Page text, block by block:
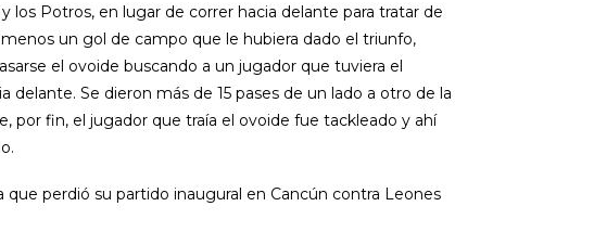
los Potros, en lugar de correr hacia delante para tratar de
un gol de campo que le hubiera dado el triunfo,
el ovoide buscando a un jugador que tuviera el
delante. Se dieron más de 15 pases de un lado a otro de la
por fin, el jugador que traía el ovoide fue tackleado y ahí
perdió su partido inaugural en Cancún contra Leones